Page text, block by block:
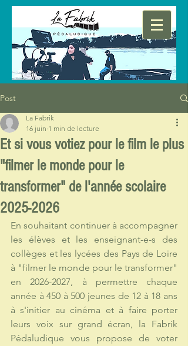
Post
Et si vous votiez pour le film le plus
"filmer le monde pour le
transformer" de l'année scolaire
2025-2026
La Fabrik
16 juin 1 min de lecture
En souhaitant continuer à accompagner
les élèves et les enseignant-e-s des
collèges et les lycées des Pays de Loire
à "filmer le monde pour le transformer"
en 2026-2027, à permettre chaque
année à 450 à 500 jeunes de 12 à 18 ans
à s'initier au cinéma et à faire porter
leurs voix sur grand écran, la Fabrik
Pédaludique vous propose de voter